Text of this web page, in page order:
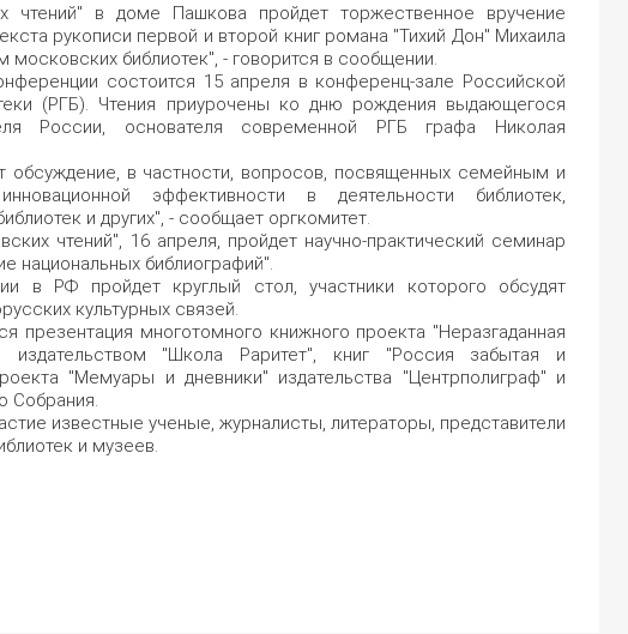
чтений" в доме Пашкова пройдет торжественное вручение
рукописи первой и второй книг романа "Тихий Дон" Михаила
московских библиотек", - говорится в сообщении.
состоится 15 апреля в конференц-зале Российской
(РГБ). Чтения приурочены ко дню рождения выдающегося
России, основателя современной РГБ графа Николая
обсуждение, в частности, вопросов, посвященных семейным и
эффективности в деятельности библиотек,
и других", - сообщает оргкомитет.
чтений", 16 апреля, пройдет научно-практический семинар
национальных библиографий".
в РФ пройдет круглый стол, участники которого обсудят
культурных связей.
презентация многотомного книжного проекта "Неразгаданная
издательством "Школа Раритет", книг "Россия забытая и
"Мемуары и дневники" издательства "Центрполиграф" и
Собрания.
известные ученые, журналисты, литераторы, представители
и музеев.